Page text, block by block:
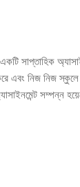
একটি সাপ্তাহিক
করে এবং নিজ নিজ